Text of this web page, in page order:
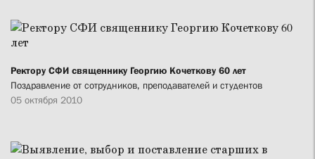
Ректору СФИ священнику Георгию Кочеткову 60 лет
Поздравление от сотрудников, преподавателей и студентов
05 октября 2010